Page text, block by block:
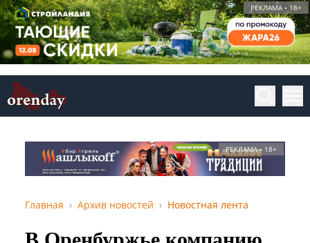
РЕКЛАМА • 18+
РЕКЛАМА • 18+
Главная Архив новостей Новостная лента